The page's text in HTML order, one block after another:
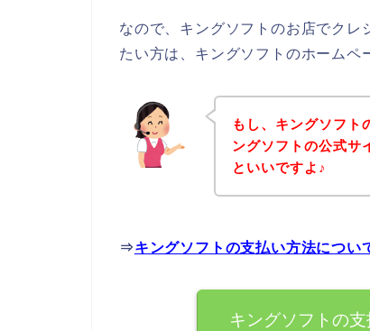
なので、キングソフトのお店でクレ
たい方は、キングソフトのホームペ
もし、キングソフト
ングソフトの公式サ
といいですよ♪
⇒キングソフトの支払い方法につい
キングソフトの